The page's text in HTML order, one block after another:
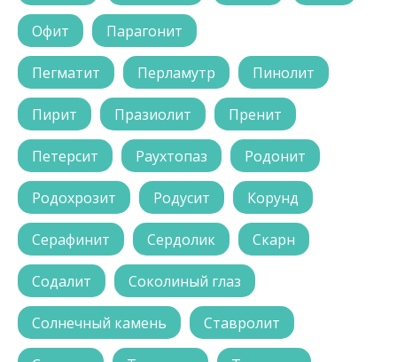
Офит Парагонит
Пегматит Перламутр Пинолит
Пирит Празиолит Пренит
Петерсит Раухтопаз Родонит
Родохрозит Родусит Корунд
Серафинит Сердолик Скарн
Содалит Соколиный глаз
Солнечный камень Ставролит